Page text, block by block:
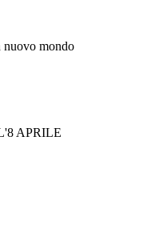
nuovo mondo
APRILE